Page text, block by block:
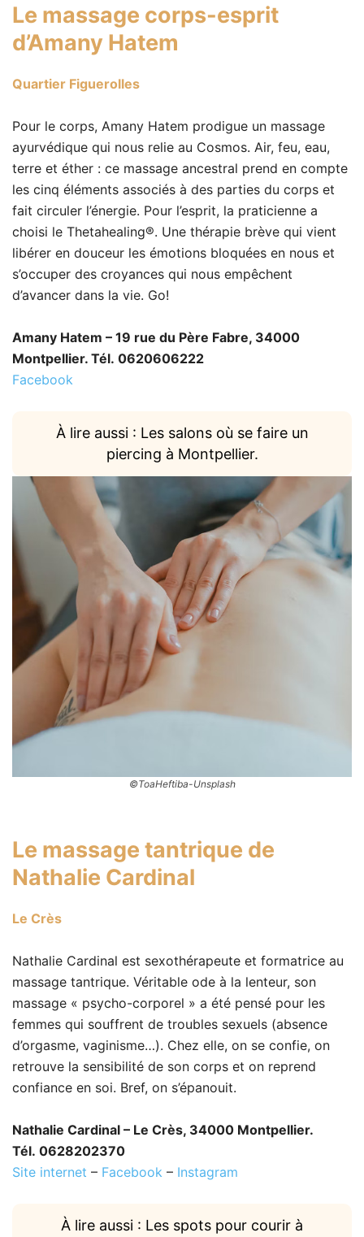
Le massage corps-esprit
d’Amany Hatem
Quartier Figuerolles
Pour le corps, Amany Hatem prodigue un massage
ayurvédique qui nous relie au Cosmos. Air, feu, eau,
terre et éther : ce massage ancestral prend en compte
les cinq éléments associés à des parties du corps et
fait circuler l’énergie. Pour l’esprit, la praticienne a
choisi le Thetahealing®. Une thérapie brève qui vient
libérer en douceur les émotions bloquées en nous et
s’occuper des croyances qui nous empêchent
d’avancer dans la vie. Go!
Amany Hatem – 19 rue du Père Fabre, 34000
Montpellier. Tél. 0620606222
Facebook
À lire aussi : Les salons où se faire un
piercing à Montpellier.
©ToaHeftiba-Unsplash
Le massage tantrique de
Nathalie Cardinal
Le Crès
Nathalie Cardinal est sexothérapeute et formatrice au
massage tantrique. Véritable ode à la lenteur, son
massage « psycho-corporel » a été pensé pour les
femmes qui souffrent de troubles sexuels (absence
d’orgasme, vaginisme…). Chez elle, on se confie, on
retrouve la sensibilité de son corps et on reprend
confiance en soi. Bref, on s’épanouit.
Nathalie Cardinal – Le Crès, 34000 Montpellier.
Tél. 0628202370
Site internet – Facebook – Instagram
À lire aussi : Les spots pour courir à